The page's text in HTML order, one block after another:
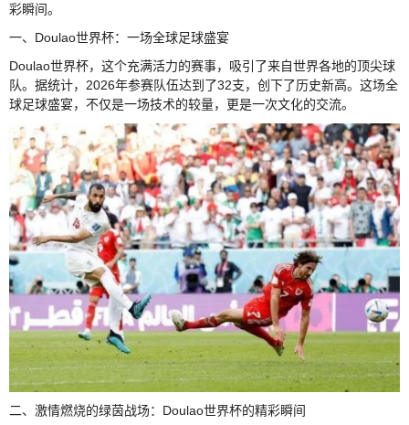
彩瞬间。
一、Doulao世界杯：一场全球足球盛宴
Doulao世界杯，这个充满活力的赛事，吸引了来自世界各地的顶尖球
队。据统计，2026年参赛队伍达到了32支，创下了历史新高。这场全
球足球盛宴，不仅是一场技术的较量，更是一次文化的交流。
二、激情燃烧的绿茵战场：Doulao世界杯的精彩瞬间